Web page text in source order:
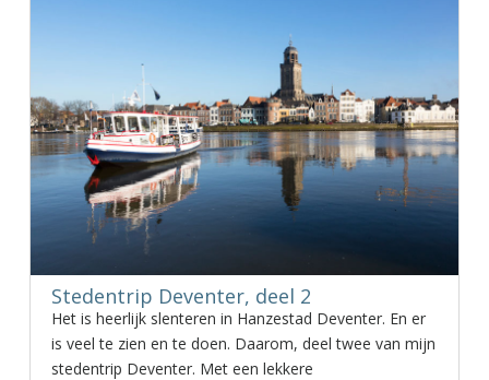
Stedentrip Deventer, deel 2
Het is heerlijk slenteren in Hanzestad Deventer. En er
is veel te zien en te doen. Daarom, deel twee van mijn
stedentrip Deventer. Met een lekkere